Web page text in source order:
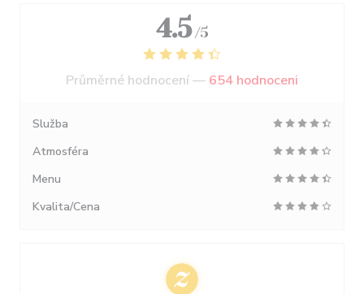
4.5 /5
Průměrné hodnocení — 654 hodnoceni
Služba
Atmosféra
Menu
Kvalita/Cena